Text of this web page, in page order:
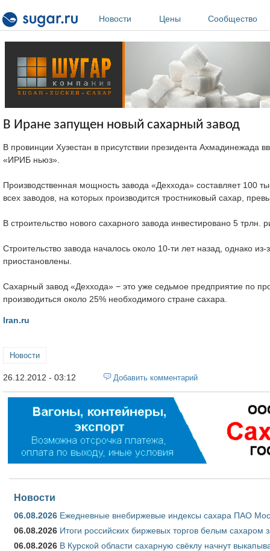
Новости
Цены Сообщество
В Иране запущен новый сахарный завод
В провинции Хузестан в присутствии президента Ахмадинежада
«ИРИБ ньюз».
Производственная мощность завода «Деххода» составляет 100
всех заводов, на которых производится тростниковый сахар,
В строительство нового сахарного завода инвестировано 5
Строительство завода началось около 10-ти лет назад, однако
приостановлены.
Сахарный завод «Деххода» − это уже седьмое предприятие по
производиться около 25% необходимого стране сахара.
Iran.ru
Новости
26.12.2012 - 03:12 Добавить комментарий
Новости
06.08.2026 Ежедневные внебиржевые индексы сахара ПАО
06.08.2026 Итоги российских биржевых торгов белым сахаром
06.08.2026 В Курской области сахарную свёклу начнут